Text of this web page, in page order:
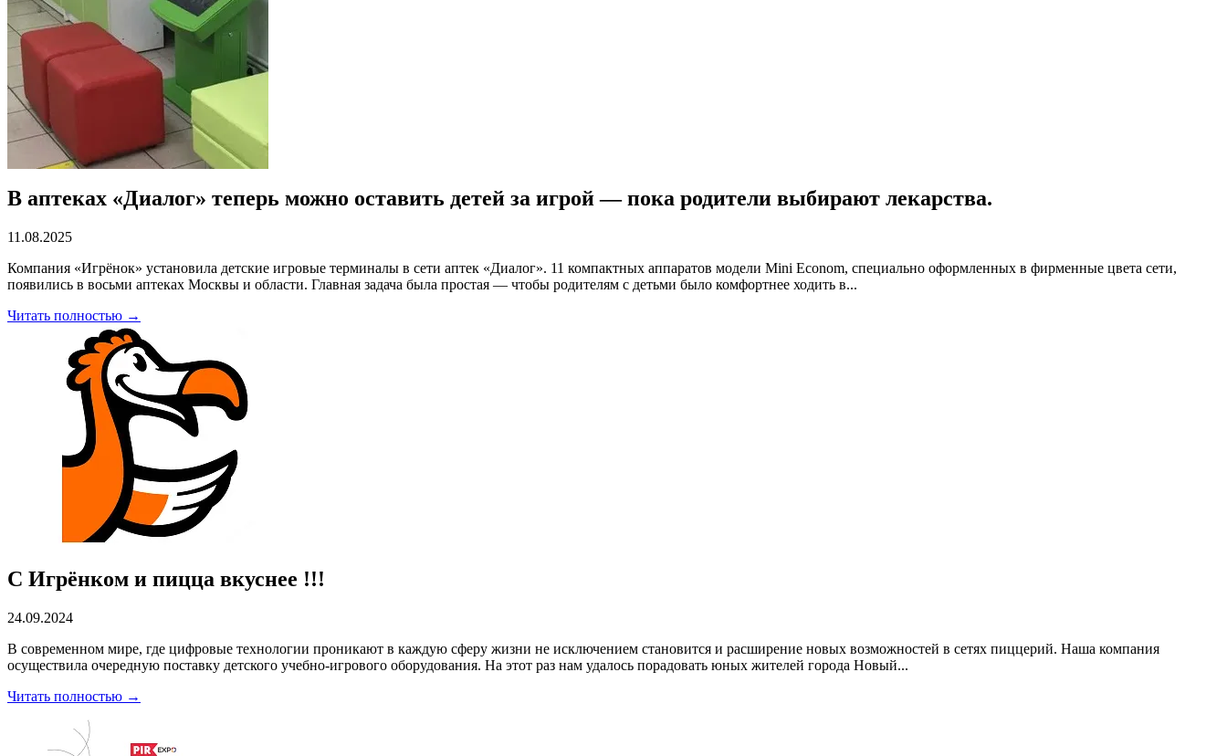
В аптеках «Диалог» теперь можно оставить детей за игрой — пока родители выбирают лекарства.
11.08.2025
Компания «Игрёнок» установила детские игровые терминалы в сети аптек «Диалог». 11 компактных аппаратов модели Mini Econom, специально оформленных в фирменные цвета сети,
появились в восьми аптеках Москвы и области. Главная задача была простая — чтобы родителям с детьми было комфортнее ходить в...
Читать полностью →
С Игрёнком и пицца вкуснее !!!
24.09.2024
В современном мире, где цифровые технологии проникают в каждую сферу жизни не исключением становится и расширение новых возможностей в сетях пиццерий. Наша компания
осуществила очередную поставку детского учебно-игрового оборудования. На этот раз нам удалось порадовать юных жителей города Новый...
Читать полностью →